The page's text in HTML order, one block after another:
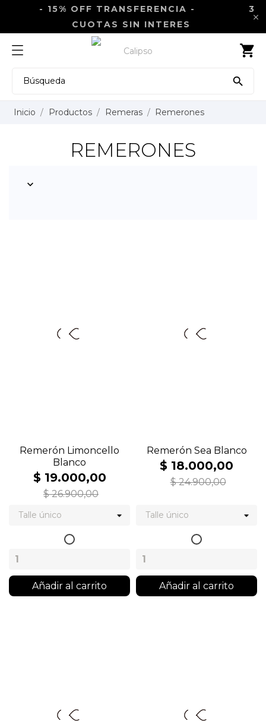
- 15% OFF TRANSFERENCIA - 3
CUOTAS SIN INTERES

shopping_cart

Inicio Productos Remeras Remerones
REMERONES

Remerón Limoncello
Blanco
$ 19.000,00
$ 26.900,00
Blanco
Añadir al carrito
Remerón Sea Blanco
$ 18.000,00
$ 24.900,00
Blanco
Añadir al carrito